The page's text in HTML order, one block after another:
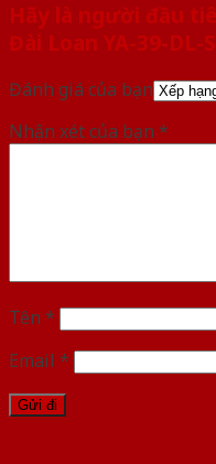
Hãy là người đầu
Đài Loan YA-39-DL-
Đánh giá của bạn
Nhận xét của bạn *
Tên *
Email *